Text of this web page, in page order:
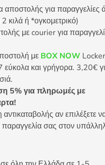
για παραγγελίες
κιλά ή *ογκομετρικό)
με courier για
με BOX NOW
και γρήγορα. 3,20€
5% για πληρωμές με
αν επιλέξετε
παραγγελία σας στον